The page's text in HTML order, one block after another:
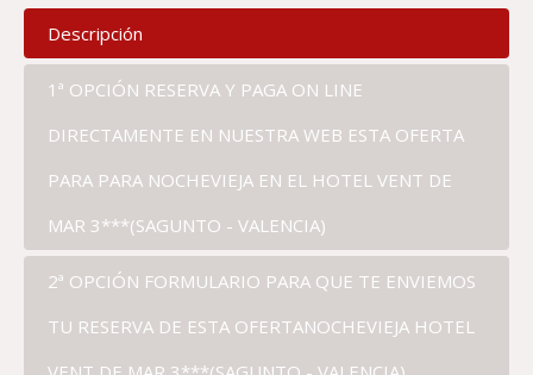
Descripción
1ª OPCIÓN RESERVA Y PAGA ON LINE
DIRECTAMENTE EN NUESTRA WEB ESTA OFERTA
PARA PARA NOCHEVIEJA EN EL HOTEL VENT DE
MAR 3***(SAGUNTO - VALENCIA)
2ª OPCIÓN FORMULARIO PARA QUE TE ENVIEMOS
TU RESERVA DE ESTA OFERTANOCHEVIEJA HOTEL